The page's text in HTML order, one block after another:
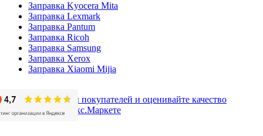
Заправка Kyocera Mita
Заправка Lexmark
Заправка Pantum
Заправка Ricoh
Заправка Samsung
Заправка Xerox
Заправка Xiaomi Mijia